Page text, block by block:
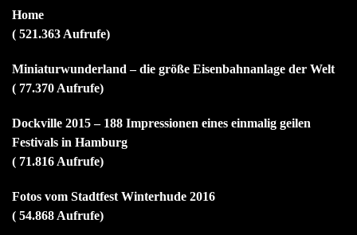
Home
( 521.363 Aufrufe)
Miniaturwunderland – die größe Eisenbahnanlage der Welt
( 77.370 Aufrufe)
Dockville 2015 – 188 Impressionen eines einmalig geilen
Festivals in Hamburg
( 71.816 Aufrufe)
Fotos vom Stadtfest Winterhude 2016
( 54.868 Aufrufe)